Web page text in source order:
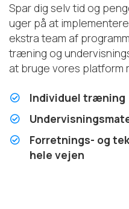
Spar dig selv tid og
uger på at
ekstra team af
træning og
at bruge vores platform
Individuel træning
Forretnings- og
hele vejen